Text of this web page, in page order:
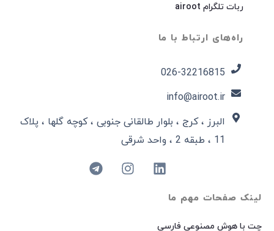
لینک صفحات مهم ما
چت با هوش مصنوعی فارسی
ربات تلگرام airoot
راه‌های ارتباط با ما
026-32216815​
info@airoot.ir
البرز ، کرج ، بلوار طالقانی جنوبی ، کوچه گلها ، پلاک
11 ، طبقه 2 ، واحد شرقی